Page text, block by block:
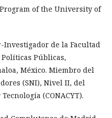
of the University of
Investigador de la Facultad
Públicas,
México. Miembro del
(SNI), Nivel II, del
(CONACYT).